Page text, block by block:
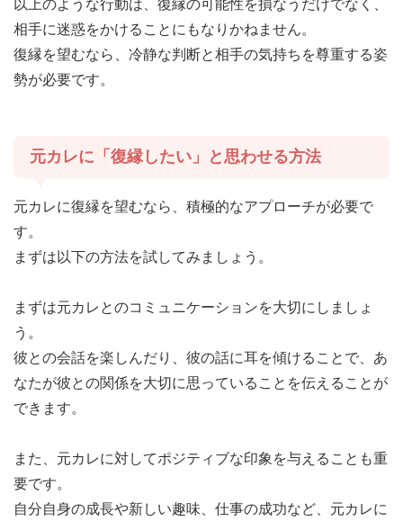
以上のような行動は、復縁の可能性を損なうだけでなく、
相手に迷惑をかけることにもなりかねません。
復縁を望むなら、冷静な判断と相手の気持ちを尊重する姿
勢が必要です。
元カレに「復縁したい」と思わせる方法
元カレに復縁を望むなら、積極的なアプローチが必要で
す。
まずは以下の方法を試してみましょう。
まずは元カレとのコミュニケーションを大切にしましょ
う。
彼との会話を楽しんだり、彼の話に耳を傾けることで、あ
なたが彼との関係を大切に思っていることを伝えることが
できます。
また、元カレに対してポジティブな印象を与えることも重
要です。
自分自身の成長や新しい趣味、仕事の成功など、元カレに